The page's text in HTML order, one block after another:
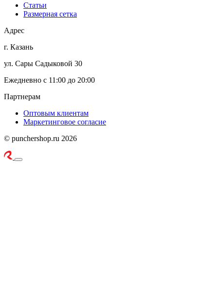
Статьи
Размерная сетка
Адрес
г. Казань
ул. Сары Садыковой 30
Ежедневно с 11:00 до 20:00
Партнерам
Оптовым клиентам
Маркетинговое согласие
© punchershop.ru 2026